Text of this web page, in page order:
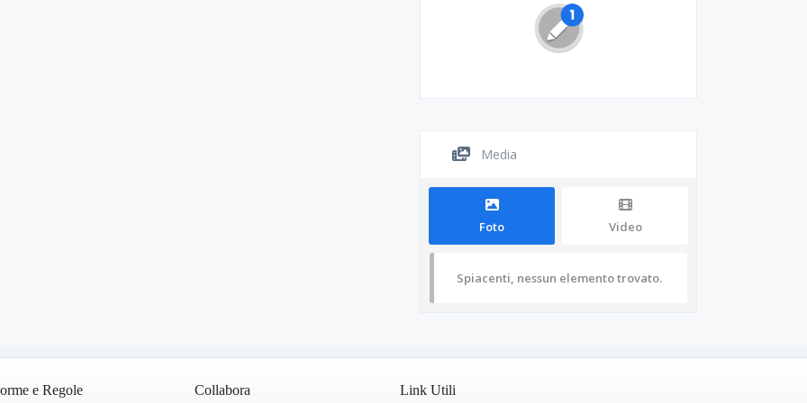
Media
Foto Video
Spiacenti, nessun elemento trovato.
e Regole Collabora Link Utili